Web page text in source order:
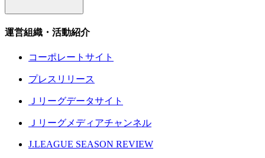
運営組織・活動紹介
コーポレートサイト
プレスリリース
Ｊリーグデータサイト
Ｊリーグメディアチャンネル
J.LEAGUE SEASON REVIEW